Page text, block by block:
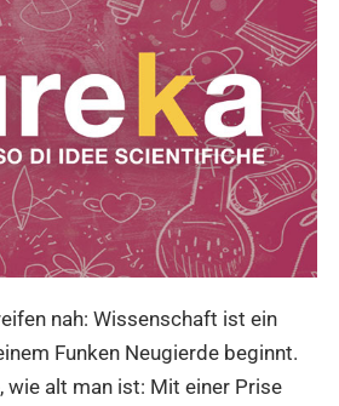
nah: Wissenschaft ist ein
Funken Neugierde beginnt.
wie alt man ist: Mit einer Prise